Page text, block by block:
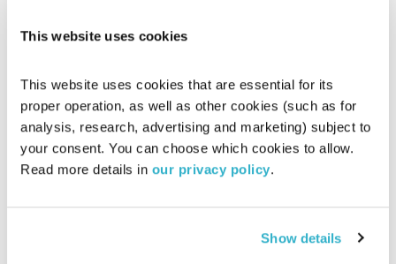
This website uses cookies
This website uses cookies that are essential for its
proper operation, as well as other cookies (such as for
analysis, research, advertising and marketing) subject to
your consent. You can choose which cookies to allow.
Read more details in our privacy policy.
Show details
כל יום מחדש
אמיר פרי
17.04.23
00:58:36
שעה של מוזיקה מעולה לבוקר. כל בוקר – בעריכת ובהגשת אמיר